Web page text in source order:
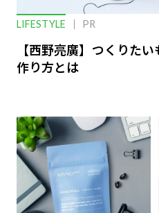
LIFESTYLE PR
【西野亮廣】つくりた
作り方とは